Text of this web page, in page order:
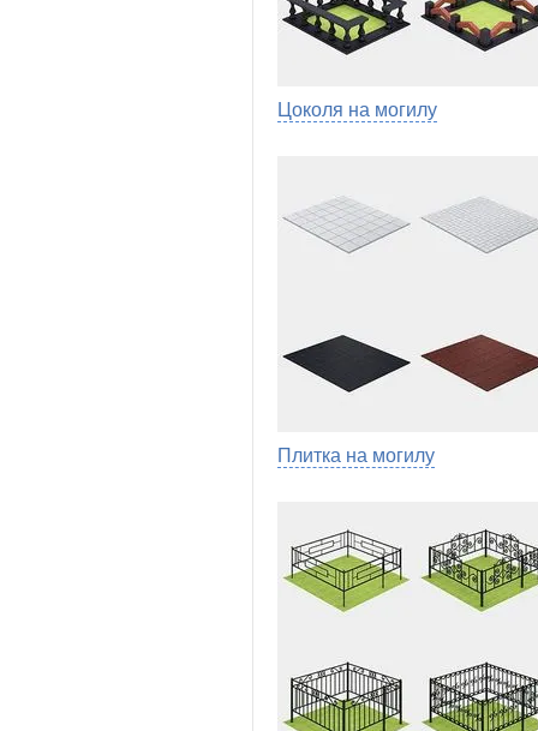
Цоколя на могилу
Плитка на могилу